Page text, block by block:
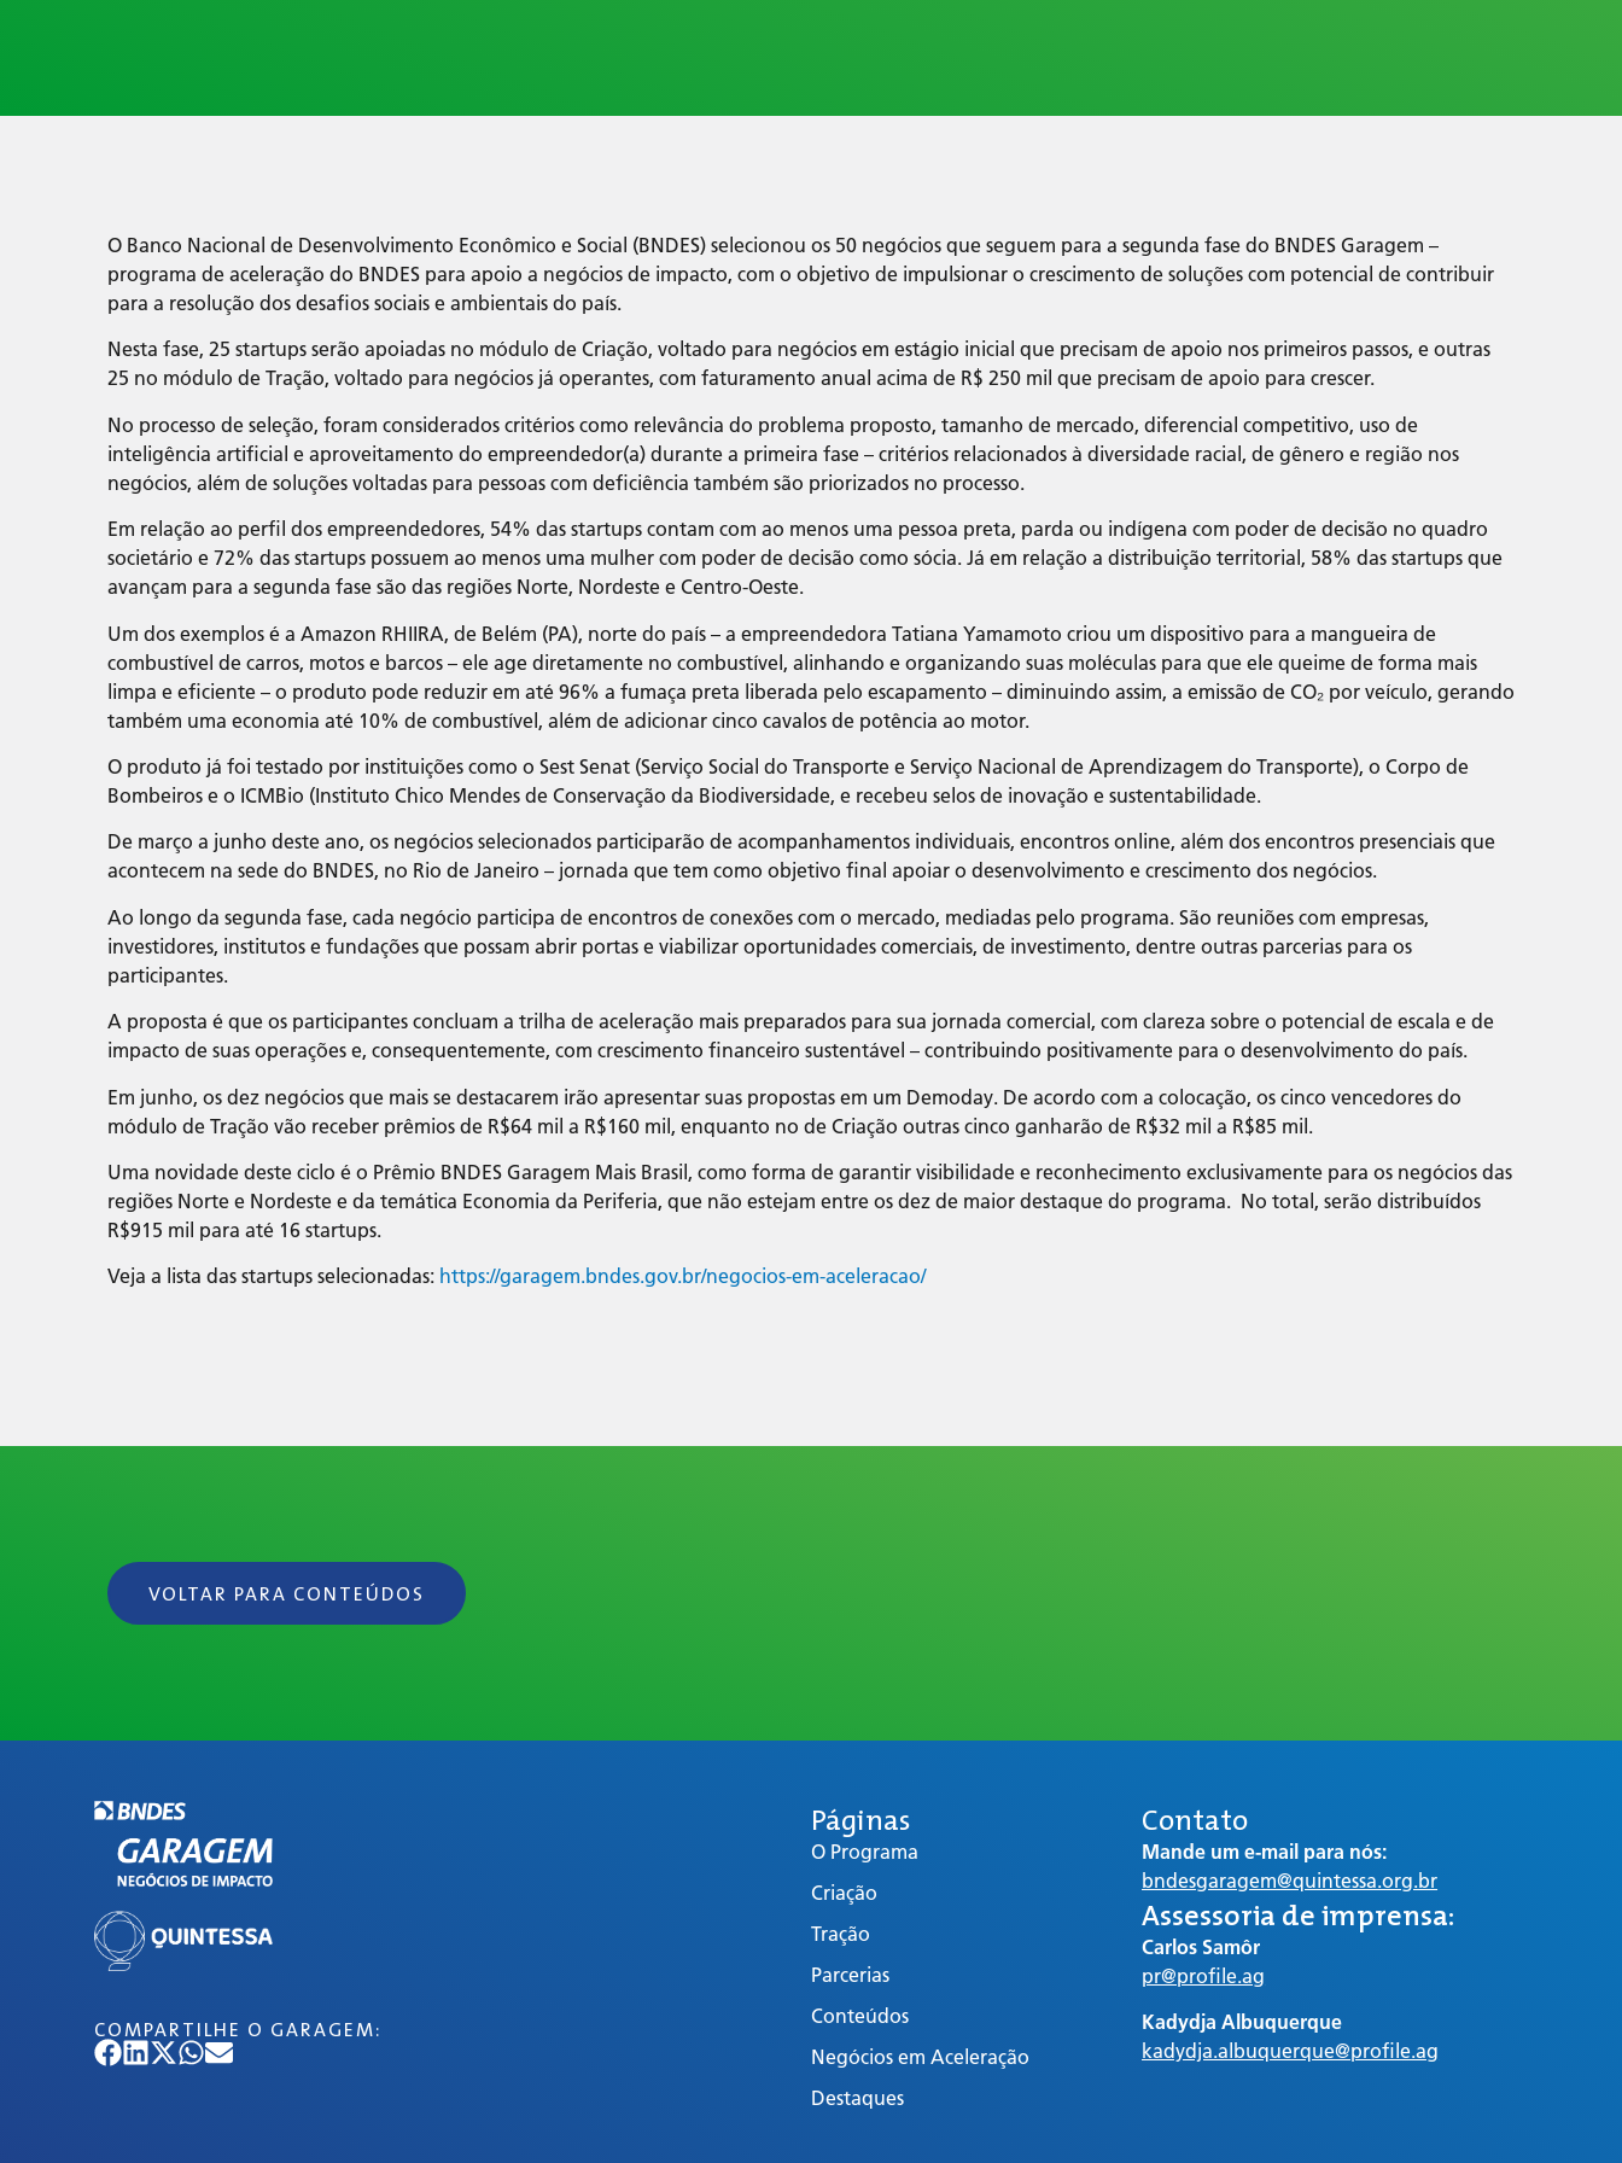
O Banco Nacional de Desenvolvimento Econômico e Social (BNDES) selecionou os 50 negócios que seguem para a segunda fase do BNDES Garagem –
programa de aceleração do BNDES para apoio a negócios de impacto, com o objetivo de impulsionar o crescimento de soluções com potencial de contribuir
para a resolução dos desafios sociais e ambientais do país.
Nesta fase, 25 startups serão apoiadas no módulo de Criação, voltado para negócios em estágio inicial que precisam de apoio nos primeiros passos, e outras
25 no módulo de Tração, voltado para negócios já operantes, com faturamento anual acima de R$ 250 mil que precisam de apoio para crescer.
No processo de seleção, foram considerados critérios como relevância do problema proposto, tamanho de mercado, diferencial competitivo, uso de
inteligência artificial e aproveitamento do empreendedor(a) durante a primeira fase – critérios relacionados à diversidade racial, de gênero e região nos
negócios, além de soluções voltadas para pessoas com deficiência também são priorizados no processo.
Em relação ao perfil dos empreendedores, 54% das startups contam com ao menos uma pessoa preta, parda ou indígena com poder de decisão no quadro
societário e 72% das startups possuem ao menos uma mulher com poder de decisão como sócia. Já em relação a distribuição territorial, 58% das startups que
avançam para a segunda fase são das regiões Norte, Nordeste e Centro-Oeste.
Um dos exemplos é a Amazon RHIIRA, de Belém (PA), norte do país – a empreendedora Tatiana Yamamoto criou um dispositivo para a mangueira de
combustível de carros, motos e barcos – ele age diretamente no combustível, alinhando e organizando suas moléculas para que ele queime de forma mais
limpa e eficiente – o produto pode reduzir em até 96% a fumaça preta liberada pelo escapamento – diminuindo assim, a emissão de CO₂ por veículo, gerando
também uma economia até 10% de combustível, além de adicionar cinco cavalos de potência ao motor.
O produto já foi testado por instituições como o Sest Senat (Serviço Social do Transporte e Serviço Nacional de Aprendizagem do Transporte), o Corpo de
Bombeiros e o ICMBio (Instituto Chico Mendes de Conservação da Biodiversidade, e recebeu selos de inovação e sustentabilidade.
De março a junho deste ano, os negócios selecionados participarão de acompanhamentos individuais, encontros online, além dos encontros presenciais que
acontecem na sede do BNDES, no Rio de Janeiro – jornada que tem como objetivo final apoiar o desenvolvimento e crescimento dos negócios.
Ao longo da segunda fase, cada negócio participa de encontros de conexões com o mercado, mediadas pelo programa. São reuniões com empresas,
investidores, institutos e fundações que possam abrir portas e viabilizar oportunidades comerciais, de investimento, dentre outras parcerias para os
participantes.
A proposta é que os participantes concluam a trilha de aceleração mais preparados para sua jornada comercial, com clareza sobre o potencial de escala e de
impacto de suas operações e, consequentemente, com crescimento financeiro sustentável – contribuindo positivamente para o desenvolvimento do país.
Em junho, os dez negócios que mais se destacarem irão apresentar suas propostas em um Demoday. De acordo com a colocação, os cinco vencedores do
módulo de Tração vão receber prêmios de R$64 mil a R$160 mil, enquanto no de Criação outras cinco ganharão de R$32 mil a R$85 mil.
Uma novidade deste ciclo é o Prêmio BNDES Garagem Mais Brasil, como forma de garantir visibilidade e reconhecimento exclusivamente para os negócios das
regiões Norte e Nordeste e da temática Economia da Periferia, que não estejam entre os dez de maior destaque do programa. No total, serão distribuídos
R$915 mil para até 16 startups.
Veja a lista das startups selecionadas: https://garagem.bndes.gov.br/negocios-em-aceleracao/
VOLTAR PARA CONTEÚDOS
COMPARTILHE O GARAGEM:
Páginas
O Programa
Criação
Tração
Parcerias
Conteúdos
Negócios em Aceleração
Destaques
Contato
Mande um e-mail para nós:
bndesgaragem@quintessa.org.br
Assessoria de imprensa:
Carlos Samôr
pr@profile.ag
Kadydja Albuquerque
kadydja.albuquerque@profile.ag